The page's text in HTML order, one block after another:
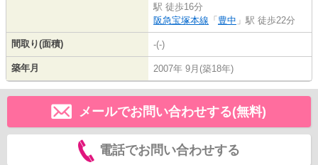
駅 徒歩16分
阪急宝塚本線 「 豊中 」駅 徒歩22分
間取り(面積) -(-)
築年月 2007年 9月(築18年)
メールでお問い合わせする(無料)
電話でお問い合わせする